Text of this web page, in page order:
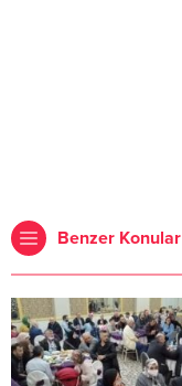
Benzer Konular